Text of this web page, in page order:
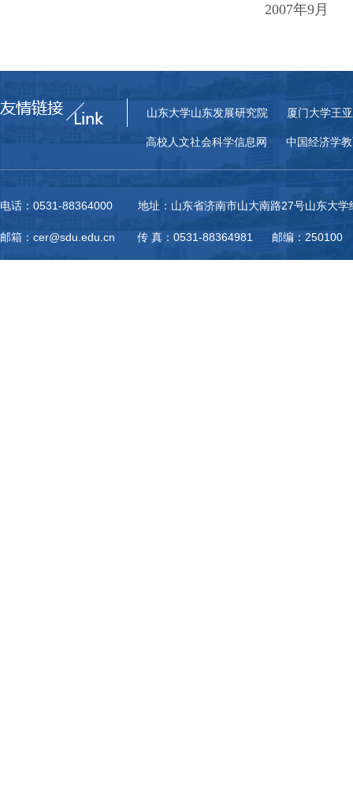
2007年9月
山东大学山东发展研究院 厦门大学王
高校人文社会科学信息网 中国经济学
电话：0531-88364000 地址：山东省济南市山大南路27号山东大学
邮箱：cer@sdu.edu.cn 传 真：0531-88364981 邮编：250100